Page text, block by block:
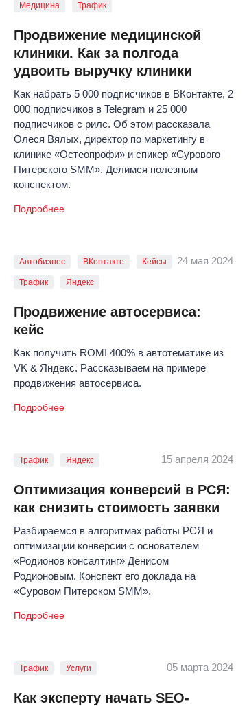
Медицина Трафик
Продвижение медицинской
клиники. Как за полгода
удвоить выручку клиники
Как набрать 5 000 подписчиков в ВКонтакте, 2
000 подписчиков в Telegram и 25 000
подписчиков с рилс. Об этом рассказала
Олеся Вялых, директор по маркетингу в
клинике «Остеопрофи» и спикер «Сурового
Питерского SMM». Делимся полезным
конспектом.
Подробнее
24 мая 2024
Автобизнес ВКонтакте Кейсы
Трафик Яндекс
Продвижение автосервиса:
кейс
Как получить ROMI 400% в автотематике из
VK & Яндекс. Рассказываем на примере
продвижения автосервиса.
Подробнее
15 апреля 2024
Трафик Яндекс
Оптимизация конверсий в РСЯ:
как снизить стоимость заявки
Разбираемся в алгоритмах работы РСЯ и
оптимизации конверсии с основателем
«Родионов консалтинг» Денисом
Родионовым. Конспект его доклада на
«Суровом Питерском SMM».
Подробнее
05 марта 2024
Трафик Услуги
Как эксперту начать SEO-